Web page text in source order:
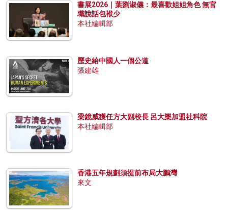
書展2026｜葉劉淑儀：最喜歡姐姐角色 無官
職說話包袱少
本社編輯部
歷史給中國人一個公道
張建雄
梁鏡威獲任方大副校長 呂大樂加盟社科院
本社編輯部
香港五年規劃須提前布局大鵬灣
來文